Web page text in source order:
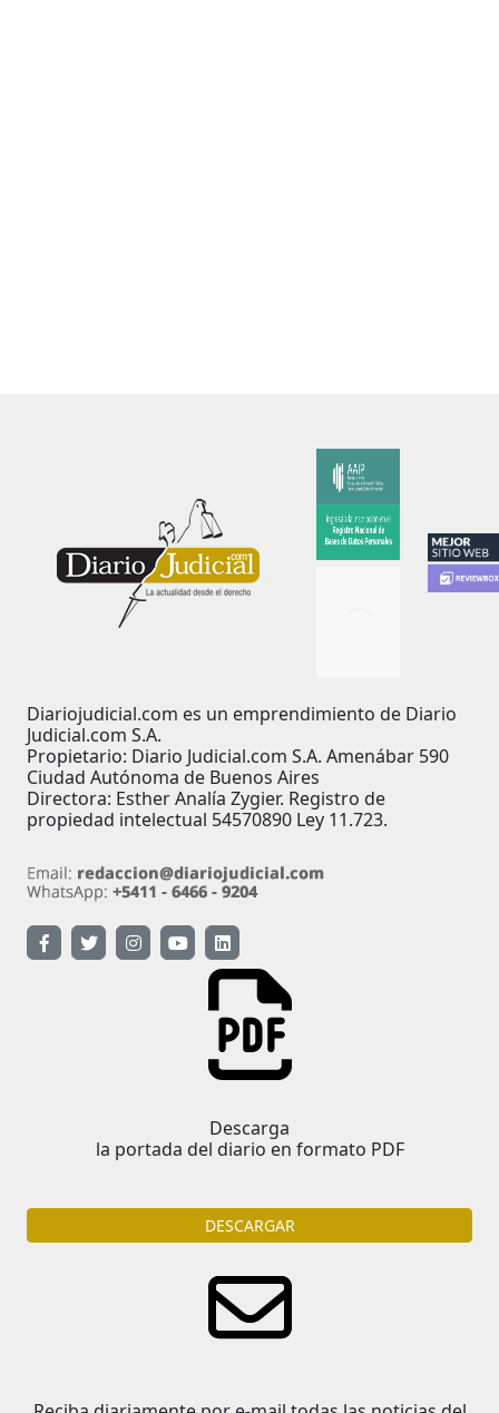
Diariojudicial.com es un emprendimiento de Diario
Judicial.com S.A.
Propietario: Diario Judicial.com S.A. Amenábar 590
Ciudad Autónoma de Buenos Aires
Directora: Esther Analía Zygier. Registro de
propiedad intelectual 54570890 Ley 11.723.
Descarga
la portada del diario en formato PDF
DESCARGAR